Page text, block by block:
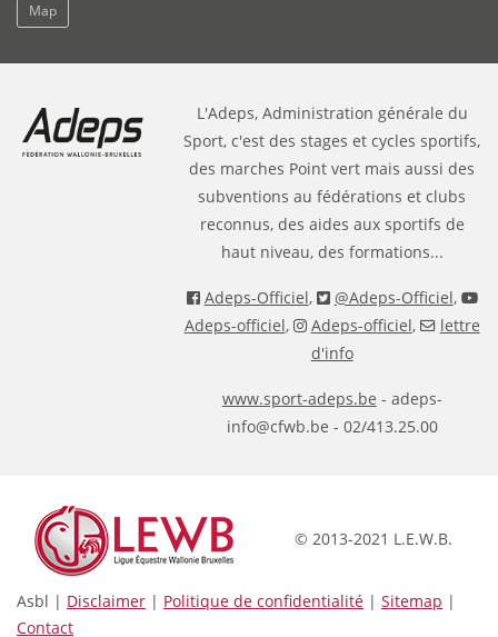
Map
L'Adeps, Administration générale du
Sport, c'est des stages et cycles sportifs,
des marches Point vert mais aussi des
subventions au fédérations et clubs
reconnus, des aides aux sportifs de
haut niveau, des formations...
Adeps-Officiel, @Adeps-Officiel,
Adeps-officiel, Adeps-officiel,
lettre
d'info
www.sport-adeps.be - adeps-
info@cfwb.be - 02/413.25.00
© 2013-2021 L.E.W.B.
Asbl | Disclaimer | Politique de confidentialité | Sitemap |
Contact